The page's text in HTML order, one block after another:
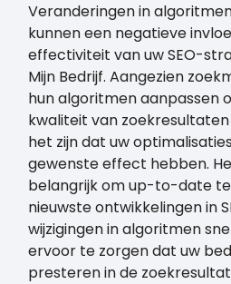
Veranderingen in
kunnen een negatieve
effectiviteit van uw SEO-
Mijn Bedrijf. Aangezien
hun algoritmen aanpassen
kwaliteit van
het zijn dat uw
gewenste effect hebben.
belangrijk om up-to-date
nieuwste ontwikkelingen in
wijzigingen in algoritmen
ervoor te zorgen dat uw
presteren in de